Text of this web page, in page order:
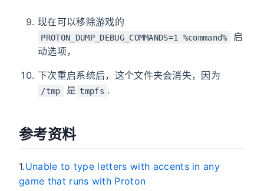
现在可以移除游戏的
PROTON_DUMP_DEBUG_COMMANDS=1 %command%
启
动选项，
下次重启系统后，这个文件夹会消失，因为
/tmp 是 tmpfs .
参考资料
1.Unable to type letters with accents in any
game that runs with Proton